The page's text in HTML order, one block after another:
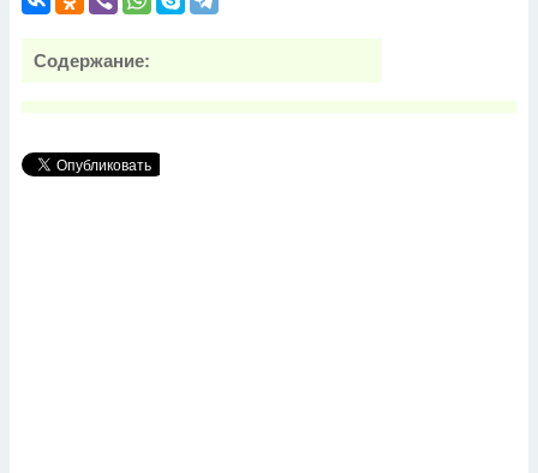
Содержание: